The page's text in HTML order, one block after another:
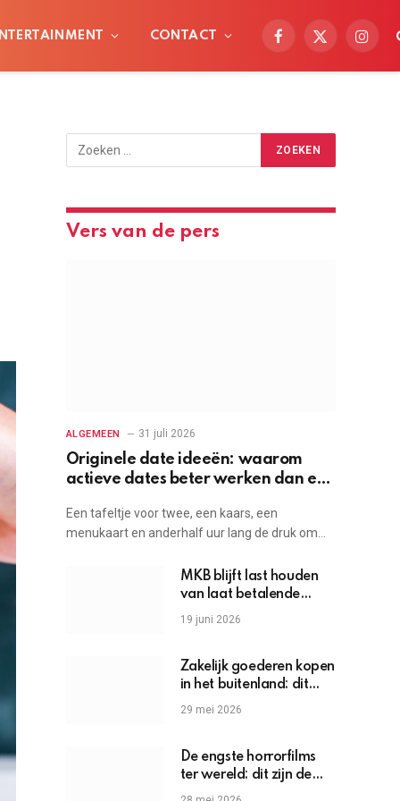
CONTACT
Facebook
X
Vers van de pers
ALGEMEEN 31 juli 2026
Originele date ideeën: waarom
actieve dates beter werken dan een
Een tafeltje voor twee, een kaars, een
menukaart en anderhalf uur lang de druk om…
MKB blijft last houden
van laat betalende
grote bedrijven
19 juni 2026
Zakelijk goederen kopen
in het buitenland: dit
moet je weten
29 mei 2026
De engste horrorfilms
ter wereld: dit zijn de
griezels die je hartslag